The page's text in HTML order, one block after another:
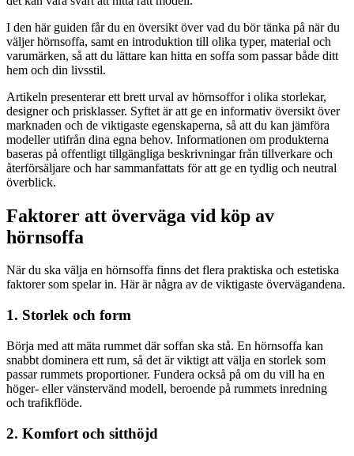
I den här guiden får du en översikt över vad du bör tänka på när du
väljer hörnsoffa, samt en introduktion till olika typer, material och
varumärken, så att du lättare kan hitta en soffa som passar både ditt
hem och din livsstil.
Artikeln presenterar ett brett urval av hörnsoffor i olika storlekar,
designer och prisklasser. Syftet är att ge en informativ översikt över
marknaden och de viktigaste egenskaperna, så att du kan jämföra
modeller utifrån dina egna behov. Informationen om produkterna
baseras på offentligt tillgängliga beskrivningar från tillverkare och
återförsäljare och har sammanfattats för att ge en tydlig och neutral
överblick.
Faktorer att överväga vid köp av
hörnsoffa
När du ska välja en hörnsoffa finns det flera praktiska och estetiska
faktorer som spelar in. Här är några av de viktigaste övervägandena.
1. Storlek och form
Börja med att mäta rummet där soffan ska stå. En hörnsoffa kan
snabbt dominera ett rum, så det är viktigt att välja en storlek som
passar rummets proportioner. Fundera också på om du vill ha en
höger- eller vänstervänd modell, beroende på rummets inredning
och trafikflöde.
2. Komfort och sitthöjd